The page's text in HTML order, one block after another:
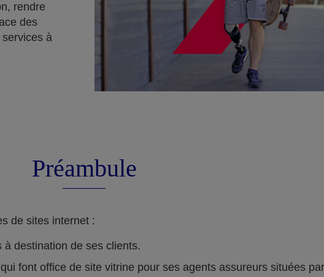
rendre
des
services à
Préambule
de sites internet :
destination de ses clients.
font office de site vitrine pour ses agents assureurs situées